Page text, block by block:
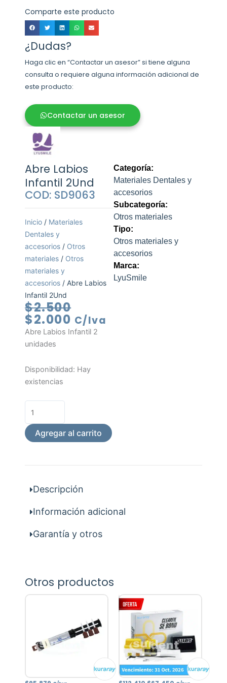
Comparte este producto
¿Dudas?
Haga clic en “Contactar un asesor” si tiene alguna
consulta o requiere alguna información adicional de
este producto:
Contactar un asesor
Abre Labios
Infantil 2Und
COD: SD9063
Inicio / Materiales
Dentales y
accesorios / Otros
materiales / Otros
materiales y
accesorios / Abre Labios
Infantil 2Und
$2.500El
precio
original
$2.000
El
precio
actual
C/Iva
Abre Labios Infantil 2
unidades
Disponibilidad: Hay
existencias
Abre
Labios
cantidad
Agregar al carrito
Categoría:
Materiales Dentales y
accesorios
Subcategoría:
Otros materiales
Tipo:
Otros materiales y
accesorios
Marca:
LyuSmile
Descripción
Información adicional
Garantía y otros
Otros productos